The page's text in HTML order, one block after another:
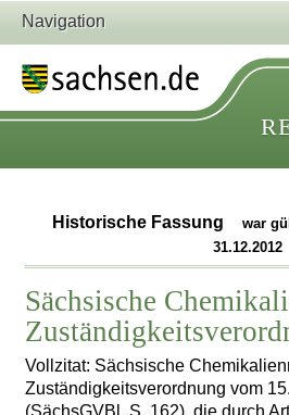
Navigation
Historische Fassung
war
31.12.2012
Sächsische
Vollzitat: Sächsische
Zuständigkeitsverordnung vom
(SächsGVBl. S. 162), die durch